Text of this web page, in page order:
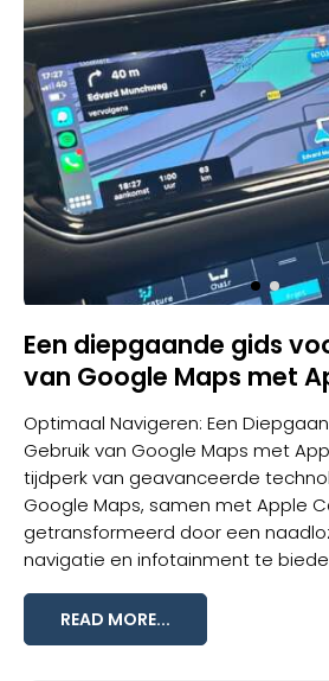
Een diepgaande gids
van Google Maps met
Optimaal Navigeren: Een
Gebruik van Google Maps met
tijdperk van geavanceerde
Google Maps, samen metApple
getransformeerd door een
navigatie en infotainment te
READ MORE...